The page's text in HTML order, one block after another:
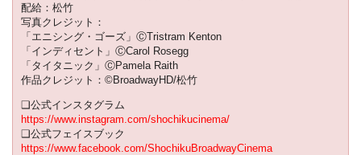
配給：松竹
写真クレジット：
「エニシング・ゴーズ」ⒸTristram Kenton
「インディセント」ⒸCarol Rosegg
「タイタニック」ⒸPamela Raith
作品クレジット：©BroadwayHD/松竹
❑公式インスタグラム
https://www.instagram.com/shochikucinema/
❑公式フェイスブック
https://www.facebook.com/ShochikuBroadwayCinema